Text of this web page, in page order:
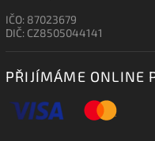
IČO: 87023679
DIČ: CZ8505044141
PŘIJÍMÁME ONLINE